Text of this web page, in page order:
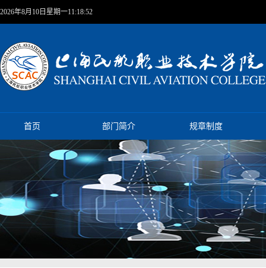
2026年8月10日星期一11:18:53
首页 部门简介 规章制度